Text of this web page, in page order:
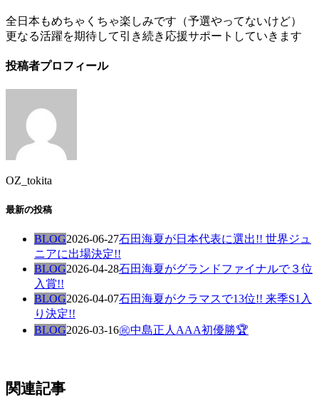
全日本もめちゃくちゃ楽しみです（予選やってないけど）
更なる活躍を期待して引き続き応援サポートしていきます
投稿者プロフィール
OZ_tokita
最新の投稿
BLOG2026-06-27石田海夏が日本代表に選出!! 世界ジュ
ニアに出場決定!!
BLOG2026-04-28石田海夏がグランドファイナルで３位
入賞!!
BLOG2026-04-07石田海夏がクラマスで13位!! 来季S1入
り決定!!
BLOG2026-03-16㊗️中島正人AAA初優勝🏆
関連記事